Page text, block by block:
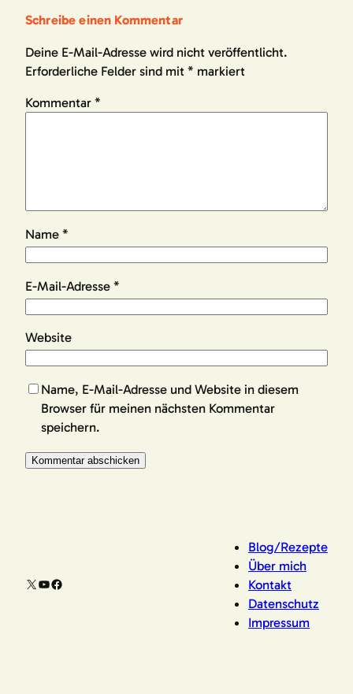
Schreibe einen Kommentar
Deine E-Mail-Adresse wird nicht veröffentlicht.
Erforderliche Felder sind mit * markiert
Kommentar *
Name *
E-Mail-Adresse *
Website
Name, E-Mail-Adresse und Website in diesem
Browser für meinen nächsten Kommentar
speichern.
X YouTube
Facebook
Blog/Rezepte
Über mich
Kontakt
Datenschutz
Impressum